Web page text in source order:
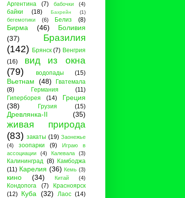
Аргентина (7) бабочки (4)
байки (18) Бахрейн (1)
бегемотики (6) Белиз (8)
Бирма (46)
Боливия
(37)
Бразилия
(142) Брянск (7) Венгрия
(16)
вид из окна
(79)
водопады (15)
Вьетнам (48)
Гватемала
(8)
Германия
(11)
Гиперборея
(14)
Греция
(38)
Грузия (15)
Древлянка-II (35)
живая природа
(83) закаты (19) Заонежье
(4)
зоопарки (9)
Играю в
ассоциации
(4) Калевала (3)
Калининград (8)
Камбоджа
(11) Карелия (36) Кемь (3)
кино (34) Китай (4)
Кондопога (7)
Красноярск
(12) Куба (32) Лаос (14)